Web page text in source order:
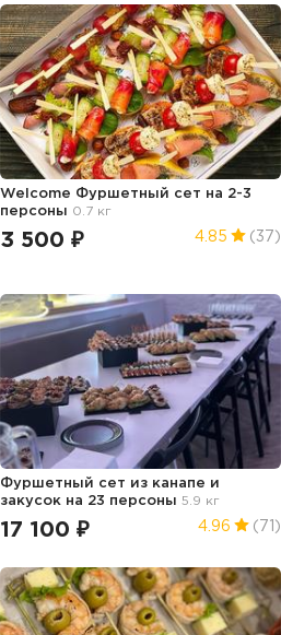
Welcome Фуршетный сет на 2-3
персоны 0.7 кг
3 500 ₽ 4.85 (37)
Фуршетный сет из канапе и
закусок на 23 персоны5.9 кг
17 100 ₽ 4.96 (71)